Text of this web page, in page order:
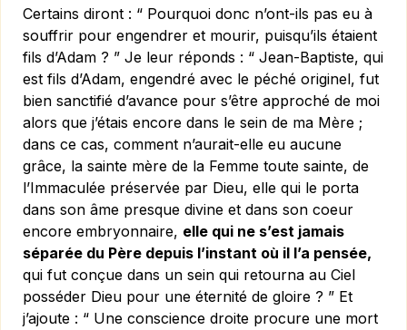
Certains diront : “ Pourquoi donc n’ont-ils pas eu à
souffrir pour engendrer et mourir, puisqu’ils étaient
fils d’Adam ? ” Je leur réponds : “ Jean-Baptiste, qui
est fils d’Adam, engendré avec le péché originel, fut
bien sanctifié d’avance pour s’être approché de moi
alors que j’étais encore dans le sein de ma Mère ;
dans ce cas, comment n’aurait-elle eu aucune
grâce, la sainte mère de la Femme toute sainte, de
l’Immaculée préservée par Dieu, elle qui le porta
dans son âme presque divine et dans son coeur
encore embryonnaire, elle qui ne s’est jamais
séparée du Père depuis l’instant où il l’a pensée,
qui fut conçue dans un sein qui retourna au Ciel
posséder Dieu pour une éternité de gloire ? ” Et
j’ajoute : “ Une conscience droite procure une mort